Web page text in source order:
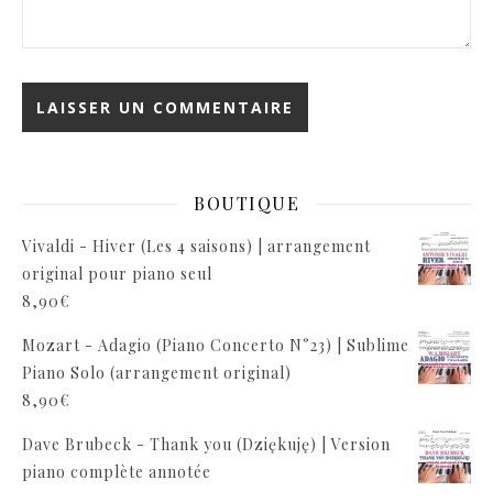
BOUTIQUE
Vivaldi - Hiver (Les 4 saisons) | arrangement
original pour piano seul
8,90€
Mozart - Adagio (Piano Concerto N°23) | Sublime
Piano Solo (arrangement original)
8,90€
Dave Brubeck - Thank you (Dziękuję) | Version
piano complète annotée